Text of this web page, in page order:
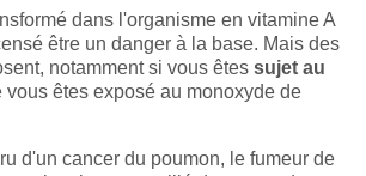
dans l'organisme en vitamine A
être un danger à la base. Mais des
notamment si vous êtes sujet au
vous êtes exposé au monoxyde de
d'un cancer du poumon, le fumeur de